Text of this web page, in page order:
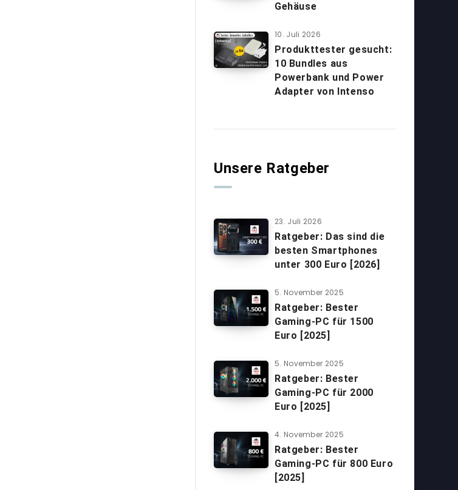
Gehäuse
10. Juli 2026
Produkttester gesucht:
10 Bundles aus
Powerbank und Power
Adapter von Intenso
Unsere Ratgeber
23. Juli 2026
Ratgeber: Das sind die
besten Smartphones
unter 300 Euro [2026]
5. November 2025
Ratgeber: Bester
Gaming-PC für 1500
Euro [2025]
5. November 2025
Ratgeber: Bester
Gaming-PC für 2000
Euro [2025]
4. November 2025
Ratgeber: Bester
Gaming-PC für 800 Euro
[2025]